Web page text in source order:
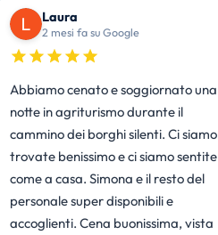
Laura
2 mesi fa su Google
Abbiamo cenato e soggiornato una
notte in agriturismo durante il
cammino dei borghi silenti. Ci siamo
trovate benissimo e ci siamo sentite
come a casa. Simona e il resto del
personale super disponibili e
accoglienti. Cena buonissima, vista